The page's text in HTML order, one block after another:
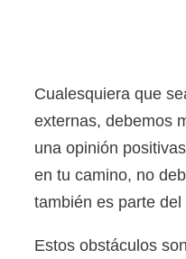
Cualesquiera que
externas, debemos
una opinión
en tu camino, no
también es parte del
Estos obstáculos